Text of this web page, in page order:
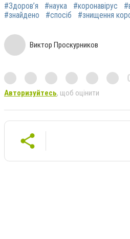
#Здоров’я #наука #коронавірус
#знайдено
#спосіб #знищення
Виктор Проскурников
Авторизуйтесь, щоб оцінити